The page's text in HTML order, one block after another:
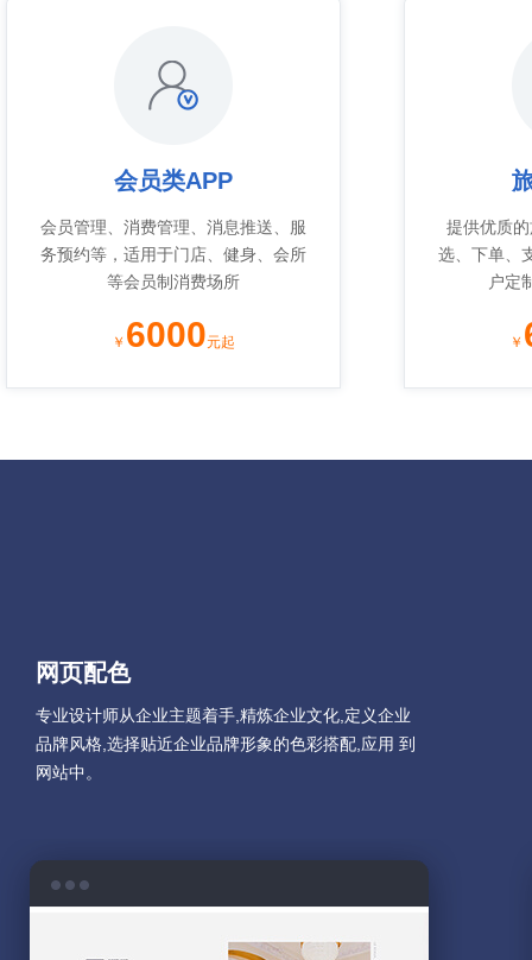
会员类APP
会员管理、消费管理、消息推送、服
务预约等，适用于门店、健身、会所
等会员制消费场所
￥ 6000元起
提供优质
选、下单、
户定
￥
网页配色
专业设计师从企业主题着手,精炼企业文化,定义企业
品牌风格,选择贴近企业品牌形象的色彩搭配,应用 到
网站中。